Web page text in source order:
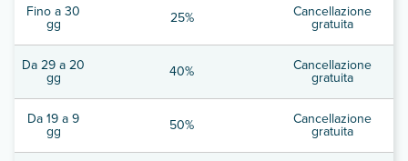
Fino a 30
gg 25% Cancellazione
gratuita
Da 29 a 20
gg 40% Cancellazione
gratuita
Da 19 a 9
gg 50% Cancellazione
gratuita